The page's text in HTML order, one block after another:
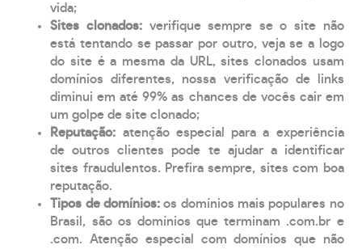
vida;
Sites clonados: verifique sempre se o site não
está tentando se passar por outro, veja se a logo
do site é a mesma da URL, sites clonados usam
domínios diferentes, nossa verificação de links
diminui em até 99% as chances de vocês cair em
um golpe de site clonado;
Reputação: atenção especial para a experiência
de outros clientes pode te ajudar a identificar
sites fraudulentos. Prefira sempre, sites com boa
reputação.
Tipos de domínios:os domínios mais populares no
Brasil, são os domínios que terminam .com.br e
.com. Atenção especial com domínios que não